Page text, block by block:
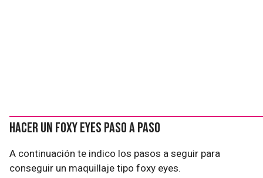
Hacer un foxy eyes paso a paso
A continuación te indico los pasos a seguir para
conseguir un maquillaje tipo foxy eyes.